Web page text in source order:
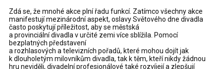
Zdá se, že mnohé akce plní řadu funkcí. Zatímco všechny akce
manifestují mezinárodní aspekt, oslavy Světového dne divadla
často poskytují příležitost, aby se městská
a provinciální divadla v určité zemi více sblížila. Pomocí
bezplatných představení
a rozhlasových a televizních pořadů, které mohou dojít jak
k dlouholetým milovníkům divadla, tak k těm, kteří nikdy žádnou
hru neviděli, divadelní profesionálové také rozvíjejí a zlepšují